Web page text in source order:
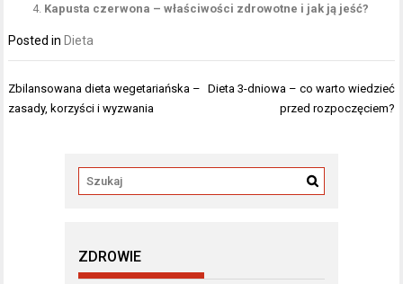
Kapusta czerwona – właściwości zdrowotne i jak ją jeść?
Posted in Dieta
Nawigacja
wpisu
Zbilansowana dieta wegetariańska –
zasady, korzyści i wyzwania
Dieta 3-dniowa – co warto wiedzieć
przed rozpoczęciem?
ZDROWIE